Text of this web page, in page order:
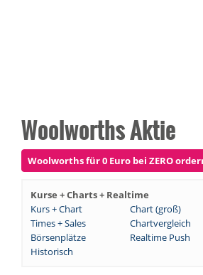
Woolworths Aktie
Woolworths für 0 Euro bei ZERO
Kurse + Charts + Realtime
Kurs + Chart
Chart (groß)
Times + Sales
Chartvergleich
Börsenplätze
Realtime Push
Historisch